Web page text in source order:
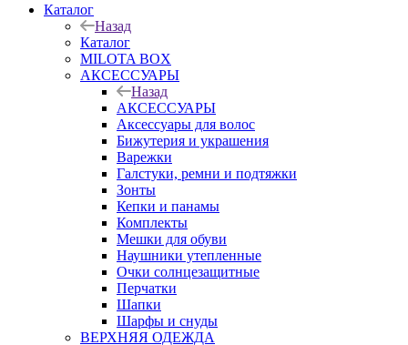
Каталог
Назад
Каталог
MILOTA BOX
АКСЕССУАРЫ
Назад
АКСЕССУАРЫ
Аксессуары для волос
Бижутерия и украшения
Варежки
Галстуки, ремни и подтяжки
Зонты
Кепки и панамы
Комплекты
Мешки для обуви
Наушники утепленные
Очки солнцезащитные
Перчатки
Шапки
Шарфы и снуды
ВЕРХНЯЯ ОДЕЖДА